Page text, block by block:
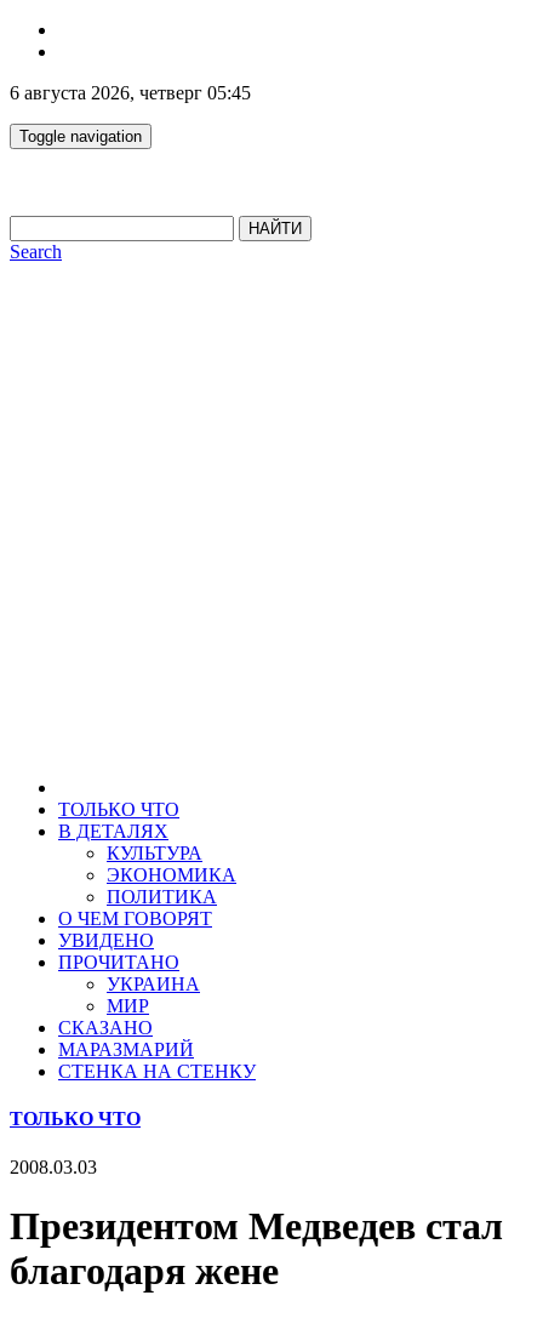
6 августа 2026, четверг 05:45
Toggle navigation
НАЙТИ
Search
ТОЛЬКО ЧТО
В ДЕТАЛЯХ
КУЛЬТУРА
ЭКОНОМИКА
ПОЛИТИКА
О ЧЕМ ГОВОРЯТ
УВИДЕНО
ПРОЧИТАНО
УКРАИНА
МИР
СКАЗАНО
МАРАЗМАРИЙ
СТЕНКА НА СТЕНКУ
ТОЛЬКО ЧТО
2008.03.03
Президентом Медведев стал
благодаря жене